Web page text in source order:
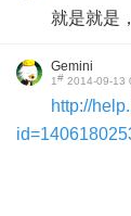
就是就是
Gemini
1# 2014-09-13
http://